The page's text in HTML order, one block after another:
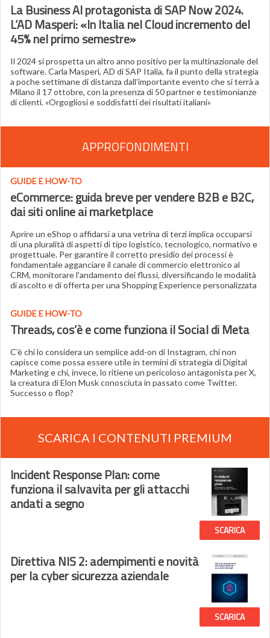
La Business AI protagonista di SAP Now 2024.
L’AD Masperi: «In Italia nel Cloud incremento del
45% nel primo semestre»
Il 2024 si prospetta un altro anno positivo per la multinazionale del
software. Carla Masperi, AD di SAP Italia, fa il punto della strategia
a poche settimane di distanza dall’importante evento che si terrà a
Milano il 17 ottobre, con la presenza di 50 partner e testimonianze
di clienti. «Orgogliosi e soddisfatti dei risultati italiani»
APPROFONDIMENTI
GUIDE E HOW-TO
eCommerce: guida breve per vendere B2B e B2C,
dai siti online ai marketplace
Aprire un eShop o affidarsi a una vetrina di terzi implica occuparsi
di una pluralità di aspetti di tipo logistico, tecnologico, normativo e
progettuale. Per garantire il corretto presidio dei processi è
fondamentale agganciare il canale di commercio elettronico al
CRM, monitorare l'andamento dei flussi, diversificando le modalità
di ascolto e di offerta per una Shopping Experience personalizzata
GUIDE E HOW-TO
Threads, cos’è e come funziona il Social di Meta
C’è chi lo considera un semplice add-on di Instagram, chi non
capisce come possa essere utile in termini di strategia di Digital
Marketing e chi, invece, lo ritiene un pericoloso antagonista per X,
la creatura di Elon Musk conosciuta in passato come Twitter.
Successo o flop?
SCARICA I CONTENUTI PREMIUM
Incident Response Plan: come
funziona il salvavita per gli attacchi
andati a segno
SCARICA
Direttiva NIS 2: adempimenti e novità
per la cyber sicurezza aziendale
SCARICA